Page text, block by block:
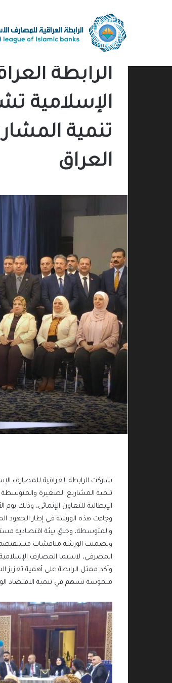
الرابطة
الإسلامية
تنمية
العراق
شاركت الرابطة العراقية للمصارف
تنمية المشاريع الصغيرة والمتوسطة
الإيطالية للتعاون الإنمائي، وذلك
وجاءت هذه الورشة في إطار الجهود
والمتوسطة، وخلق بيئة اقتصادية
وتضمنت الورشة مناقشات مستفيضة
المصرفي، لاسيما المصارف
وأكد ممثل الرابطة على أهمية تعزيز
ملموسة تسهم في تنمية الاقتصاد